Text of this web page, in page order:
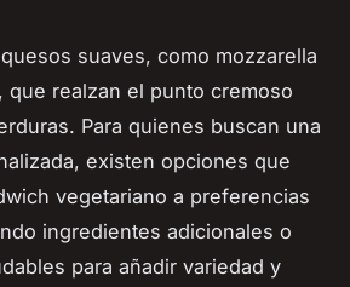
suaves, como mozzarella
que realzan el punto cremoso
Para quienes buscan una
existen opciones que
vegetariano a preferencias
ingredientes adicionales o
para añadir variedad y